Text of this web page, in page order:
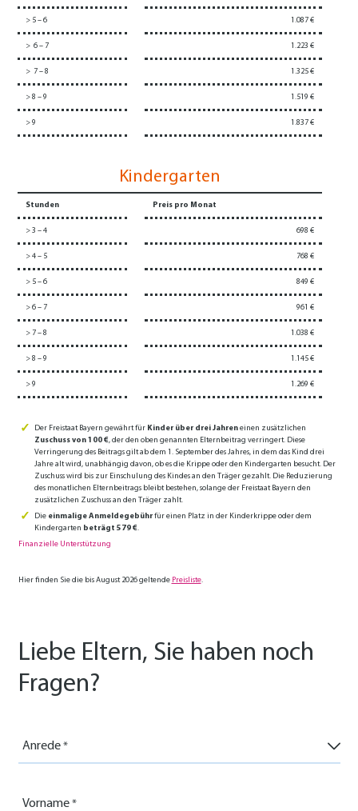
> 5 – 6 1.087 €
> 6 – 7 1.223 €
> 7 – 8 1.325 €
> 8 – 9 1.519 €
> 9 1.837 €
Kindergarten
Stunden Preis pro Monat
> 3 – 4 698 €
> 4 – 5 768 €
> 5 – 6 849 €
> 6 – 7 961 €
> 7 – 8 1.038 €
> 8 – 9 1.145 €
> 9 1.269 €
Der Freistaat Bayern gewährt für Kinder über drei Jahreneinen zusätzlichen
Zuschuss von 100 €, der den oben genannten Elternbeitrag verringert. Diese
Verringerung des Beitrags gilt ab dem 1. September des Jahres, in dem das Kind drei
Jahre alt wird, unabhängig davon, ob es die Krippe oder den Kindergarten besucht. Der
Zuschuss wird bis zur Einschulung des Kindes an den Träger gezahlt. Die Reduzierung
des monatlichen Elternbeitrags bleibt bestehen, solange der Freistaat Bayern den
zusätzlichen Zuschuss an den Träger zahlt.
Die einmalige Anmeldegebührfür einen Platz in der Kinderkrippe oder dem
Kindergarten beträgt 579 €.
Finanzielle Unterstützung
Hier finden Sie die bis August 2026 geltende Preisliste.
Liebe Eltern, Sie haben noch
Fragen?
Anrede
Vorname